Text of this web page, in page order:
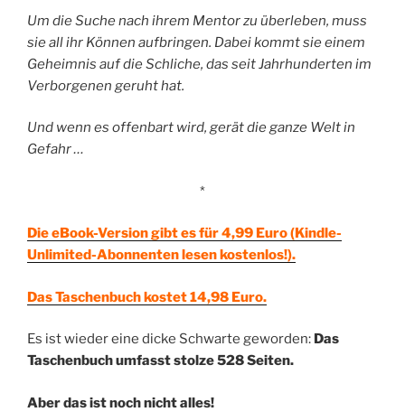
Um die Suche nach ihrem Mentor zu überleben, muss
sie all ihr Können aufbringen. Dabei kommt sie einem
Geheimnis auf die Schliche, das seit Jahrhunderten im
Verborgenen geruht hat.
Und wenn es offenbart wird, gerät die ganze Welt in
Gefahr …
*
Die eBook-Version gibt es für 4,99 Euro (Kindle-
Unlimited-Abonnenten lesen kostenlos!).
Das Taschenbuch kostet 14,98 Euro.
Es ist wieder eine dicke Schwarte geworden: Das
Taschenbuch umfasst stolze 528 Seiten.
Aber das ist noch nicht alles!